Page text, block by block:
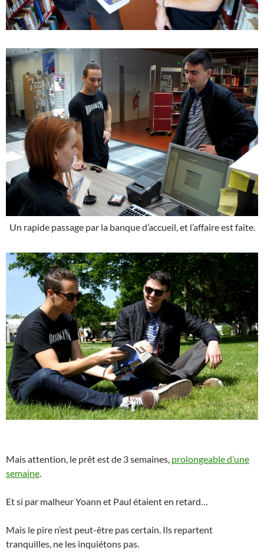
Un rapide passage par la banque d’accueil, et l’affaire est faite.
Mais attention, le prêt est de 3 semaines, prolongeable d’une
semaine.
Et si par malheur Yoann et Paul étaient en retard…
Mais le pire n’est peut-être pas certain. Ils repartent
tranquilles, ne les inquiétons pas.